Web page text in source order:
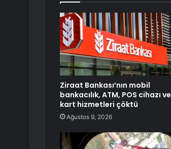
Ziraat Bankası’nın mobil
bankacılık, ATM, POS cihazı ve
kart hizmetleri çöktü
Ağustos 9, 2026